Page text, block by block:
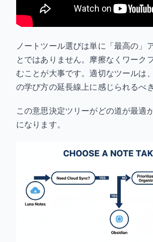
ノートツール選びは単に「最高の」
とではありません。摩擦なくワーク
むことが大事です。適切なツールは
の学び方の延長線上に感じられるべき
この意思決定ツリーがどの道が最適
になります。